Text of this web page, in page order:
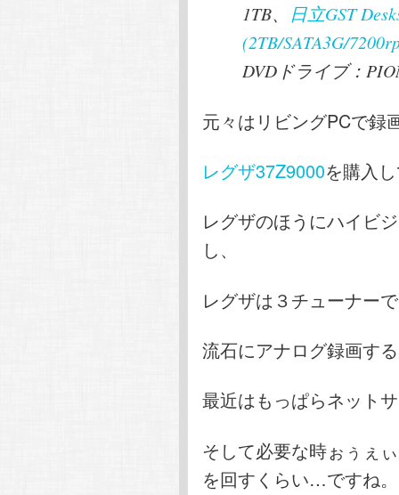
1TB、
日立GST
(2TB/SATA3G/
DVDドライブ：
元々はリビングPCで録
レグザ37Z9000を購入
レグザのほうにハイビ
し、
レグザは３チューナー
流石にアナログ録画す
最近はもっぱらネット
そして必要な時ぉぅぇ
を回すくらい…ですね。